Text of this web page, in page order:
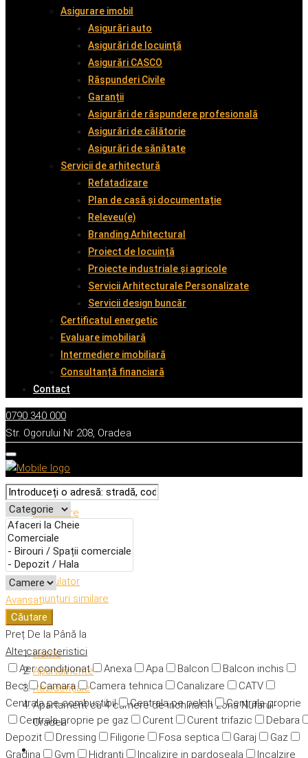
Asigurare imobil
Asigurări auto
Asigurări de locuință
Asigurări CASCO
Răspunderi Civile
Garanții
Asigurări de răspundere profesională
Asigurări de călătorie
Asigurări de sănătate
Servicii de arhitectură
Refatadizare
Plan de casă și documentație
Releveu(e)
Branding Arhitectural
Proiect de locuință
Proiecte industriale și agricole
Servicii Arhitecturale Personalizate
Servicii design buncăr
Certificatul energetic
Evaluare imobiliară
Intermediere imobiliară
Consultanță financiară
Contact
0790 340 000
Str. Ogorului Nr 208, Oradea
Avansat
Căutare
Preț De la Până la
Alte caracteristici
Aer condiționat
Anexa Apa Balcon
Balcon inchis
Beci
Camara Camera tehnica Canalizare
CATV
Centrala pe combustibil
Centrala pe peleti
Centrala proprie
Centrala proprie pe gaz
Curent Curent trifazic
Debara
Depozit
Dressing Filigorie Fosa septica Garaj
Gaz
Gradina
Gym Hidranti Incalizire in pardoseala
Incalzire
Descriere
Caracteristici
Adresă
Detalii
Calculator
Anunțuri similare
Home
Apartamente
Rezidențiale
Apartament cu 4 camere de inchiriat in zona Nufarul-
Oradea